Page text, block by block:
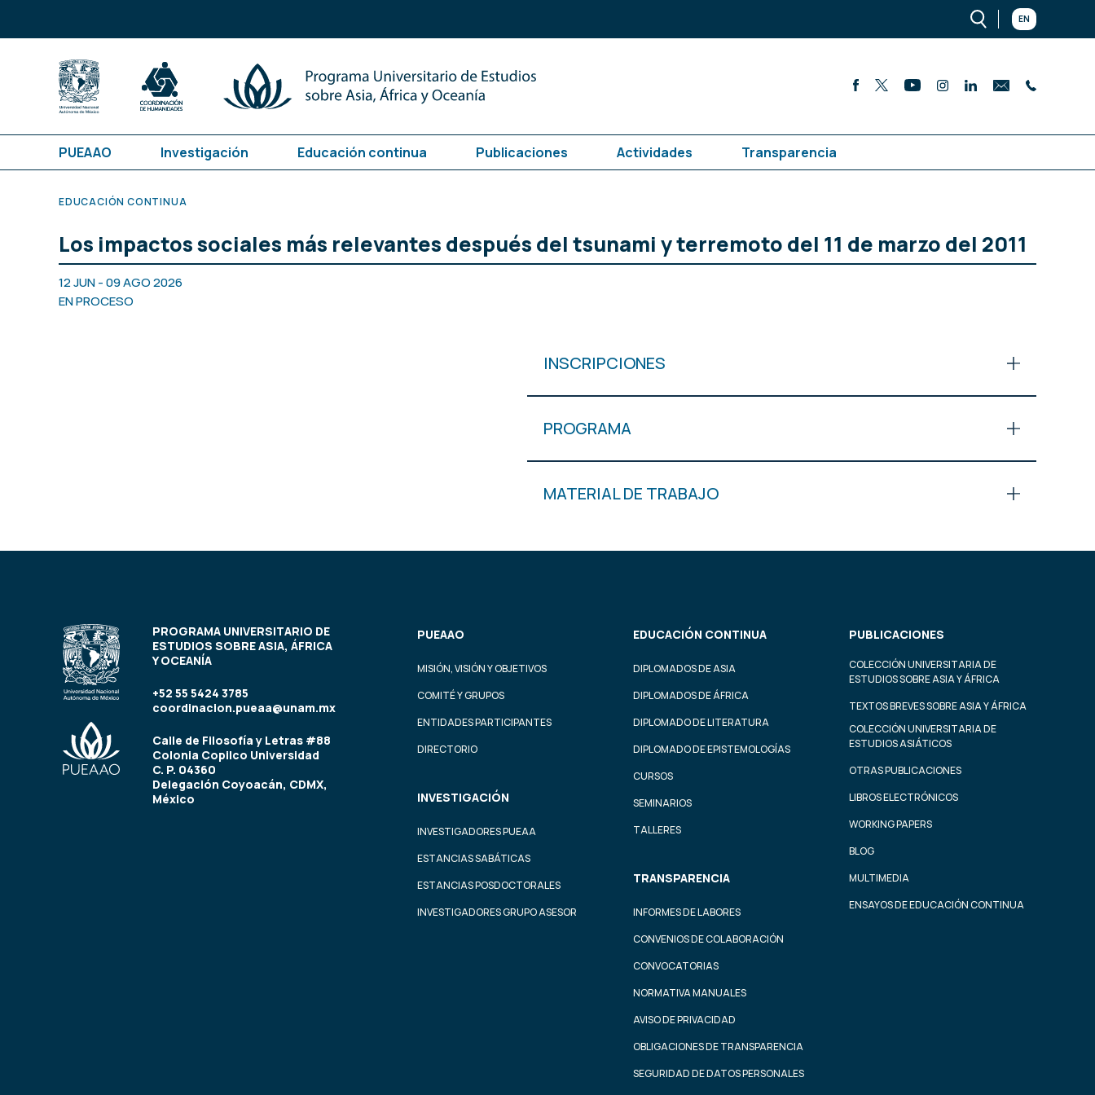
EN
PUEAAO Investigación Educación continua Publicaciones Actividades Transparencia
EDUCACIÓN CONTINUA
Los impactos sociales más relevantes después del tsunami y terremoto del 11 de marzo del 2011
12 JUN - 09 AGO 2026
EN PROCESO
INSCRIPCIONES
PROGRAMA
MATERIAL DE TRABAJO
PROGRAMA UNIVERSITARIO DE
ESTUDIOS SOBRE ASIA, ÁFRICA
Y OCEANÍA
+52 55 5424 3785
coordinacion.pueaa@unam.mx
Calle de Filosofía y Letras #88
Colonia Copilco Universidad
C. P. 04360
Delegación Coyoacán, CDMX,
México
PUEAAO
MISIÓN, VISIÓN Y OBJETIVOS
COMITÉ Y GRUPOS
ENTIDADES PARTICIPANTES
DIRECTORIO
INVESTIGACIÓN
INVESTIGADORES PUEAA
ESTANCIAS SABÁTICAS
ESTANCIAS POSDOCTORALES
INVESTIGADORES GRUPO ASESOR
EDUCACIÓN CONTINUA
DIPLOMADOS DE ASIA
DIPLOMADOS DE ÁFRICA
DIPLOMADO DE LITERATURA
DIPLOMADO DE EPISTEMOLOGÍAS
CURSOS
SEMINARIOS
TALLERES
TRANSPARENCIA
INFORMES DE LABORES
CONVENIOS DE COLABORACIÓN
CONVOCATORIAS
NORMATIVA MANUALES
AVISO DE PRIVACIDAD
OBLIGACIONES DE TRANSPARENCIA
SEGURIDAD DE DATOS PERSONALES
PUBLICACIONES
COLECCIÓN UNIVERSITARIA DE
ESTUDIOS SOBRE ASIA Y ÁFRICA
TEXTOS BREVES SOBRE ASIA Y ÁFRICA
COLECCIÓN UNIVERSITARIA DE
ESTUDIOS ASIÁTICOS
OTRAS PUBLICACIONES
LIBROS ELECTRÓNICOS
WORKING PAPERS
BLOG
MULTIMEDIA
ENSAYOS DE EDUCACIÓN CONTINUA